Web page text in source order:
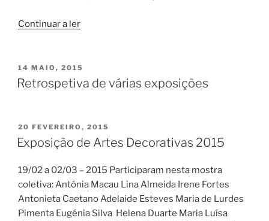
Continuar a ler“Exposição
ano”
PUBLICADO
EM
14 MAIO, 2015
Retrospetiva de várias exposições
PUBLICADO
EM
20 FEVEREIRO, 2015
Exposição de Artes Decorativas 2015
19/02 a 02/03 – 2015 Participaram nesta mostra
coletiva: Antónia Macau Lina Almeida Irene Fortes
Antonieta Caetano Adelaide Esteves Maria de Lurdes
Pimenta Eugénia Silva Helena Duarte Maria Luísa